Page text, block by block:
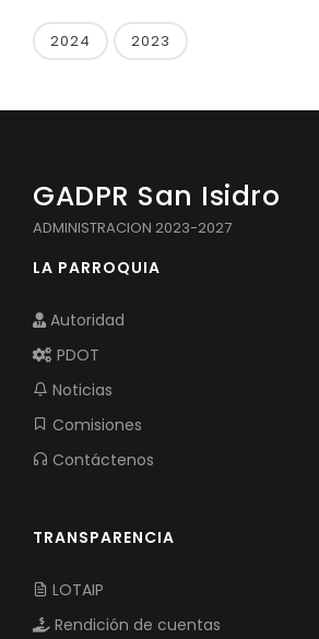
2024 2023
GADPR San Isidro
ADMINISTRACION 2023-2027
LA PARROQUIA
Autoridad
PDOT
Noticias
Comisiones
Contáctenos
TRANSPARENCIA
LOTAIP
Rendición de cuentas